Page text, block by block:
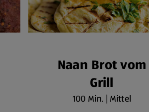
Naan Brot vom
Grill
100 Min. | Mittel